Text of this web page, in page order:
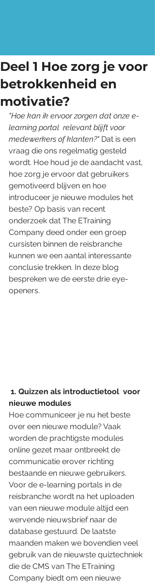
Deel 1 Hoe zorg je voor
betrokkenheid en
motivatie?
"Hoe kan ik ervoor zorgen dat onze e-
learning portal  relevant blijft voor
medewerkers of klanten?" Dat is een
vraag die ons regelmatig gesteld
wordt. Hoe houd je de aandacht vast,
hoe zorg je ervoor dat gebruikers
gemotiveerd blijven en hoe
introduceer je nieuwe modules het
beste? Op basis van recent
onderzoek dat The ETraining
Company deed onder een groep
cursisten binnen de reisbranche
kunnen we een aantal interessante
conclusie trekken. In deze blog
bespreken we de eerste drie eye-
openers.
nieuwe modules
Hoe communiceer je nu het beste
over een nieuwe module? Vaak
worden de prachtigste modules
online gezet maar ontbreekt de
communicatie erover richting
bestaande en nieuwe gebruikers.
Voor de e-learning portals in de
reisbranche wordt na het uploaden
van een nieuwe module altijd een
wervende nieuwsbrief naar de
database gestuurd. De laatste
maanden maken we bovendien veel
gebruik van de nieuwste quiztechniek
die de CMS van The ETraining
Company biedt om een nieuwe